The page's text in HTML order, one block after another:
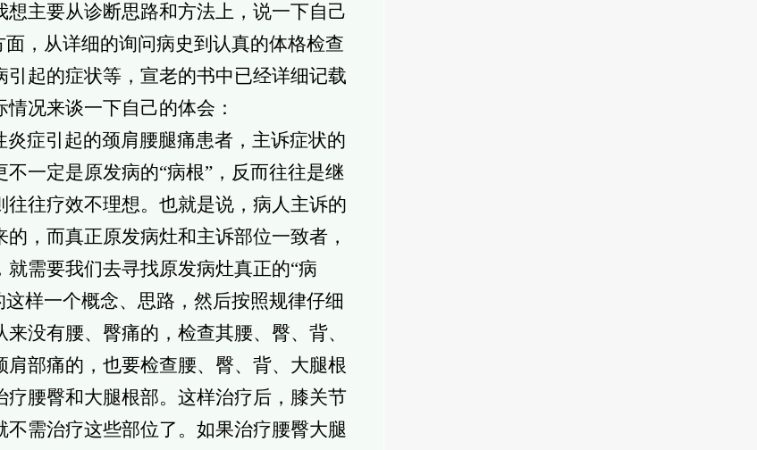
主要从诊断思路和方法上，说一下自己
，从详细的询问病史到认真的体格检查
起的症状等，宣老的书中已经详细记载
情况来谈一下自己的体会：
症引起的颈肩腰腿痛患者，主诉症状的
一定是原发病的“病根”，反而往往是继
往疗效不理想。也就是说，病人主诉的
，而真正原发病灶和主诉部位一致者，
需要我们去寻找原发病灶真正的“病
样一个概念、思路，然后按照规律仔细
没有腰、臀痛的，检查其腰、臀、背、
部痛的，也要检查腰、臀、背、大腿根
腰臀和大腿根部。这样治疗后，膝关节
需治疗这些部位了。如果治疗腰臀大腿